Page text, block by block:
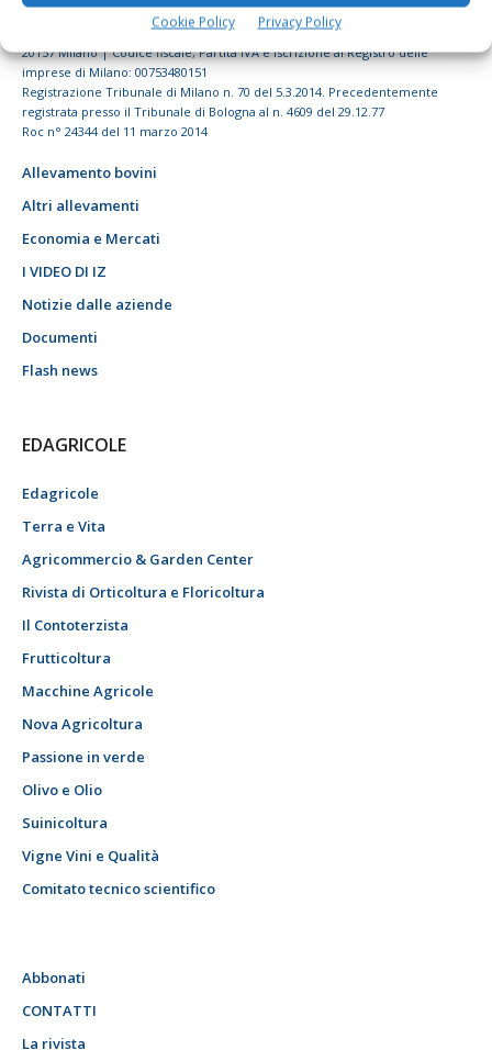
Cookie Policy Privacy Policy
© Tecniche Nuove Spa. Tutti i diritti riservati. Sede legale Via Eritrea 21 -
20157 Milano | Codice fiscale, Partita IVA e Iscrizione al Registro delle
imprese di Milano: 00753480151
Registrazione Tribunale di Milano n. 70 del 5.3.2014. Precedentemente
registrata presso il Tribunale di Bologna al n. 4609 del 29.12.77
Roc n° 24344 del 11 marzo 2014
Allevamento bovini
Altri allevamenti
Economia e Mercati
I VIDEO DI IZ
Notizie dalle aziende
Documenti
Flash news
EDAGRICOLE
Edagricole
Terra e Vita
Agricommercio & Garden Center
Rivista di Orticoltura e Floricoltura
Il Contoterzista
Frutticoltura
Macchine Agricole
Nova Agricoltura
Passione in verde
Olivo e Olio
Suinicoltura
Vigne Vini e Qualità
Comitato tecnico scientifico
Abbonati
CONTATTI
La rivista